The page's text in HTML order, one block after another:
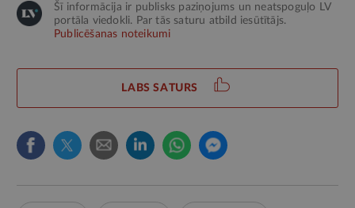
Šī informācija ir publisks paziņojums un neatspoguļo LV
portāla viedokli. Par tās saturu atbild iesūtītājs.
Publicēšanas noteikumi
LABS SATURS